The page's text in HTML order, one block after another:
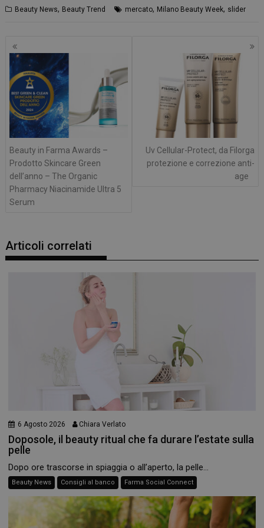
Beauty News, Beauty Trend mercato, Milano Beauty Week, slider
Navigazione
articoli
Beauty in Farma Awards –
Prodotto Skincare Green
dell’anno – The Organic
Pharmacy Niacinamide Ultra 5
Serum
Uv Cellular-Protect, da Filorga
protezione e correzione anti-
age
Articoli correlati
6 Agosto 2026 Chiara Verlato
Doposole, il beauty ritual che fa durare l’estate sulla
pelle
Dopo ore trascorse in spiaggia o all’aperto, la pelle...
Beauty News Consigli al banco Farma Social Connect
NOME
FORNITORE/ DOMINIO
SCADENZA